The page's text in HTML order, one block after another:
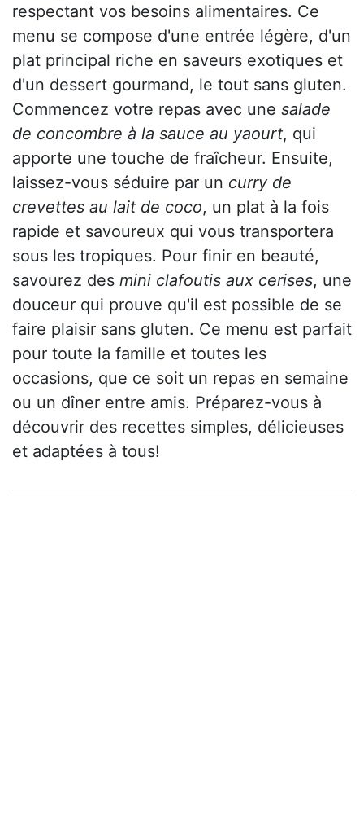
respectant vos besoins alimentaires. Ce
menu se compose d'une entrée légère, d'un
plat principal riche en saveurs exotiques et
d'un dessert gourmand, le tout sans gluten.
Commencez votre repas avec une salade
de concombre à la sauce au yaourt, qui
apporte une touche de fraîcheur. Ensuite,
laissez-vous séduire par un curry de
crevettes au lait de coco, un plat à la fois
rapide et savoureux qui vous transportera
sous les tropiques. Pour finir en beauté,
savourez des mini clafoutis aux cerises, une
douceur qui prouve qu'il est possible de se
faire plaisir sans gluten. Ce menu est parfait
pour toute la famille et toutes les
occasions, que ce soit un repas en semaine
ou un dîner entre amis. Préparez-vous à
découvrir des recettes simples, délicieuses
et adaptées à tous!